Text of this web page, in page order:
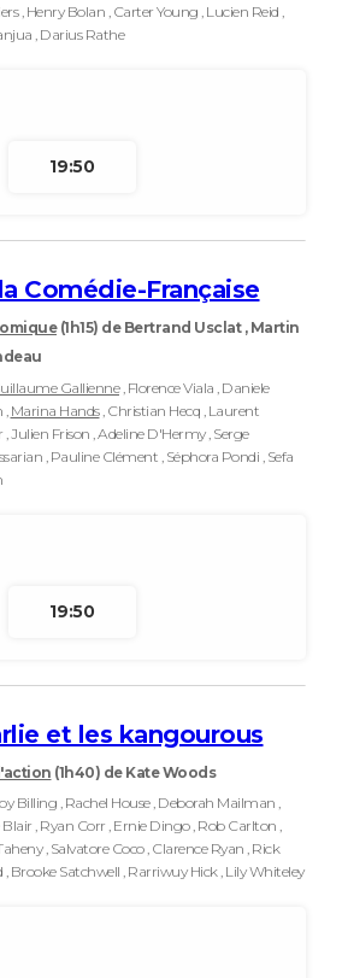
, Henry Bolan , Carter Young , Lucien Reid ,
, Darius Rathe
19:50
Comédie-Française
(1h15) de Bertrand Usclat , Martin
Gallienne, Florence Viala , Daniele
Marina Hands, Christian Hecq , Laurent
, Julien Frison , Adeline D'Hermy , Serge
, Pauline Clément , Séphora Pondi , Sefa
19:50
et les kangourous
(1h40) de Kate Woods
Billing , Rachel House , Deborah Mailman ,
, Ryan Corr , Ernie Dingo , Rob Carlton ,
, Salvatore Coco , Clarence Ryan , Rick
, Brooke Satchwell , Rarriwuy Hick , Lily Whiteley